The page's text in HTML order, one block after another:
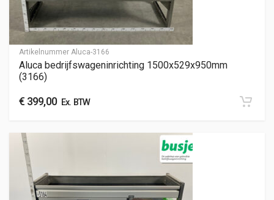
Artikelnummer Aluca-3166
Aluca bedrijfswageninrichting 1500x529x950mm
(3166)
€ 399,00Ex. BTW